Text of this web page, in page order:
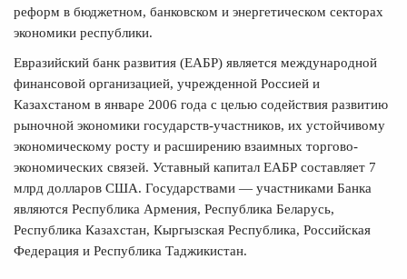
реформ в бюджетном, банковском и энергетическом секторах
экономики республики.
Евразийский банк развития (ЕАБР) является международной
финансовой организацией, учрежденной Россией и
Казахстаном в январе 2006 года с целью содействия развитию
рыночной экономики государств-участников, их устойчивому
экономическому росту и расширению взаимных торгово-
экономических связей. Уставный капитал ЕАБР составляет 7
млрд долларов США. Государствами — участниками Банка
являются Республика Армения, Республика Беларусь,
Республика Казахстан, Кыргызская Республика, Российская
Федерация и Республика Таджикистан.